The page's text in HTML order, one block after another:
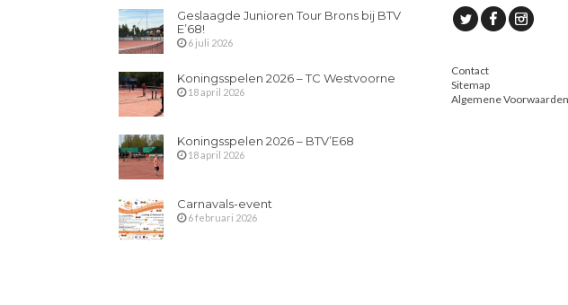
Geslaagde Junioren Tour Brons bij BTV
E’68!
6 juli 2026
Koningsspelen 2026 – TC Westvoorne
18 april 2026
Koningsspelen 2026 – BTV’E68
18 april 2026
Carnavals-event
6 februari 2026
Contact
Sitemap
Algemene Voorwaarden